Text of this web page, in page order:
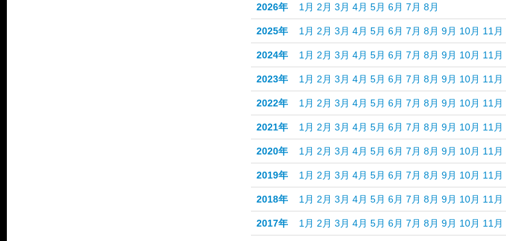
2026年 1月 2月 3月 4月 5月 6月 7月 8月
2025年 1月 2月 3月 4月 5月 6月 7月 8月 9月 10月 11月
2024年 1月 2月 3月 4月 5月 6月 7月 8月 9月 10月 11月
2023年 1月 2月 3月 4月 5月 6月 7月 8月 9月 10月 11月
2022年 1月 2月 3月 4月 5月 6月 7月 8月 9月 10月 11月
2021年 1月 2月 3月 4月 5月 6月 7月 8月 9月 10月 11月
2020年 1月 2月 3月 4月 5月 6月 7月 8月 9月 10月 11月
2019年 1月 2月 3月 4月 5月 6月 7月 8月 9月 10月 11月
2018年 1月 2月 3月 4月 5月 6月 7月 8月 9月 10月 11月
2017年 1月 2月 3月 4月 5月 6月 7月 8月 9月 10月 11月